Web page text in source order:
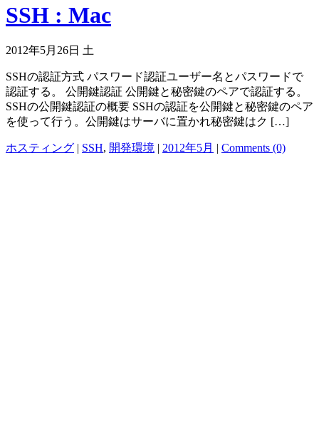
SSH : Mac
2012年5月26日 土
SSHの認証方式 パスワード認証ユーザー名とパスワードで
認証する。 公開鍵認証 公開鍵と秘密鍵のペアで認証する。
SSHの公開鍵認証の概要 SSHの認証を公開鍵と秘密鍵のペア
を使って行う。公開鍵はサーバに置かれ秘密鍵はク […]
ホスティング | SSH, 開発環境 | 2012年5月 | Comments (0)